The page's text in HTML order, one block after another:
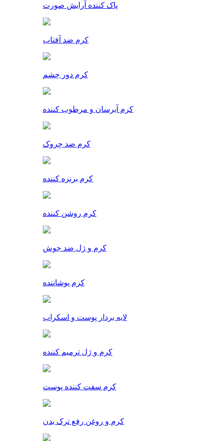
پاک کننده آرایش صورت
کرم ضد آفتاب
کرم دور چشم
کرم آبرسان و مرطوب کننده
کرم ضد چروک
کرم برنزه کننده
کرم روشن کننده
کرم و ژل ضد جوش
کرم پوشاننده
لایه بردار پوست و اسکراب
کرم و ژل ترمیم کننده
کرم سفت کننده پوست
کرم و روغن رفع ترک بدن